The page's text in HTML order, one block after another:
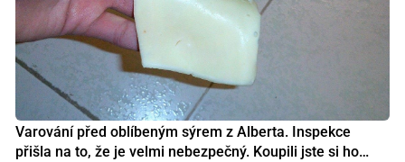
Varování před oblíbeným sýrem z Alberta. Inspekce
přišla na to, že je velmi nebezpečný. Koupili jste si ho